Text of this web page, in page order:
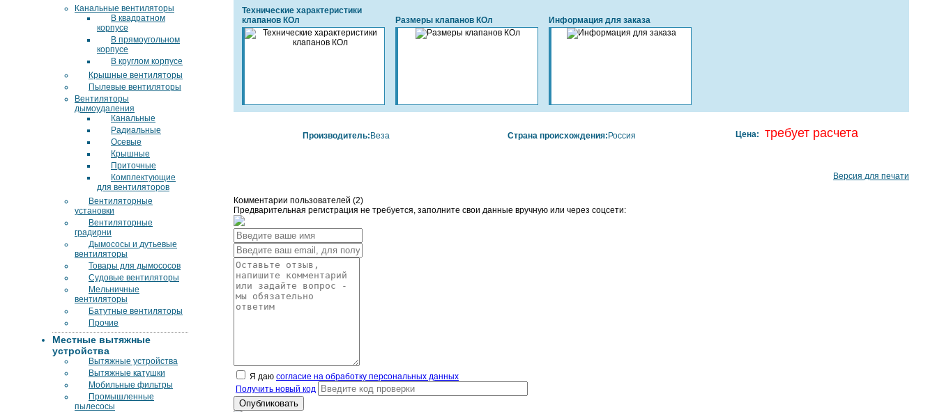
Канальные вентиляторы
В квадратном
корпусе
В прямоугольном
корпусе
В круглом корпусе
Крышные вентиляторы
Пылевые вентиляторы
Вентиляторы
дымоудаления
Канальные
Радиальные
Осевые
Крышные
Приточные
Комплектующие
для вентиляторов
Вентиляторные
установки
Вентиляторные
градирни
Дымососы и дутьевые
вентиляторы
Товары для дымососов
Судовые вентиляторы
Мельничные
вентиляторы
Батутные вентиляторы
Прочие
Местные вытяжные
устройства
Вытяжные устройства
Вытяжные катушки
Мобильные фильтры
Промышленные
пылесосы
Технические характеристики
клапанов КОл
Размеры клапанов КОл Информация для заказа
Производитель:Веза Страна происхождения:Россия Цена: требует расчета
Версия для печати
Комментарии пользователей (2)
Предварительная регистрация не требуется, заполните свои данные вручную или через соцсети:
Я даю согласие на обработку персональных данных
Получить новый код